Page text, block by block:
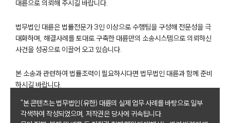
팀소개
팀소개
대륜의 강점
오시는 길
글로벌 파트너 로펌
고객의 소리
통합검색
AI대륜
업무사례
대륜으로 의뢰해 주시길 바랍니다.
법무법인 대륜은 법률전문가 3인 이상으로 수행팀을 구성해 전문성을 극
대화하며, 해결사례를 토대로 구축한 대륜만의 소송시스템으로 의뢰하신
사건을 성공으로 이끌어 오고 있습니다.
본 소송과 관련하여 법률조력이 필요하시다면 법무법인 대륜과 함께 준비
하시길 바랍니다.
"본 콘텐츠는 법무법인(유한) 대륜의 실제 업무 사례를 바탕으로 일부
각색하여 작성되었으며, 저작권은 당사에 귀속됩니다.